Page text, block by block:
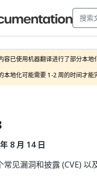
容已使用机器翻译进行了部分本地
本地化可能需要 1-2 周的时间才能
8 月 14 日
见漏洞和披露 (CVE) 以